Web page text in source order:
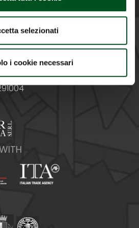
selezionati
i cookie necessari
Via Venafro, 5